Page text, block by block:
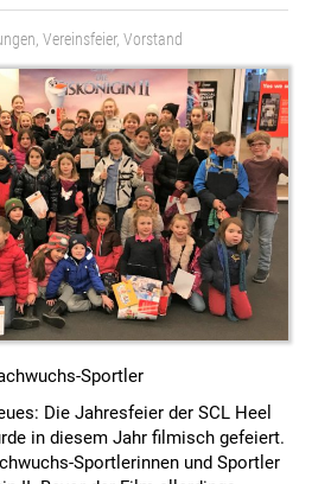
, Vereinsfeier, Vorstand
Sportler
Die Jahresfeier der SCL Heel
in diesem Jahr filmisch gefeiert.
Sportlerinnen und Sportler